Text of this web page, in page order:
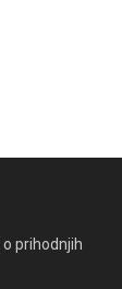
prihodnjih